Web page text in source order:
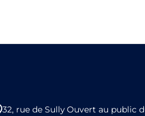
32, rue de SullyOuvert au public